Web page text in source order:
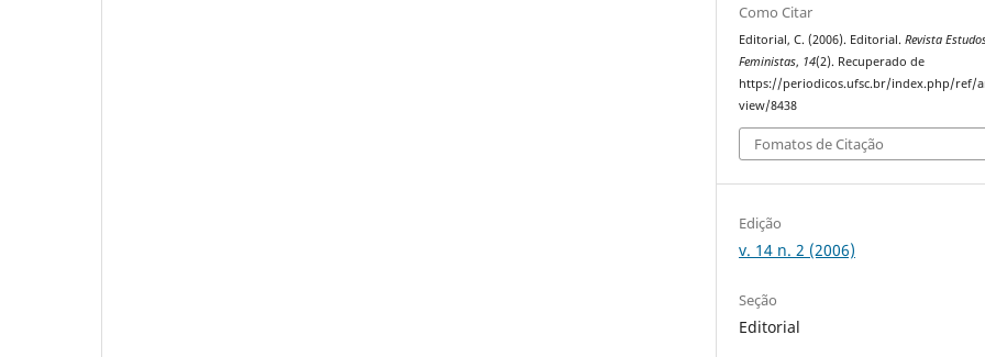
Como Citar
Editorial, C. (2006). Editorial.Revista
Feministas, 14(2). Recuperado de
https://periodicos.ufsc.br/index.php/ref/
view/8438
Fomatos de Citação
Edição
v. 14 n. 2 (2006)
Seção
Editorial